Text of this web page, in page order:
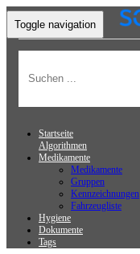
Toggle navigation
Startseite
Algorithmen
Medikamente
Medikamente
Gruppen
Kennzeichnungen
Fahrzeugliste
Hygiene
Dokumente
Tags